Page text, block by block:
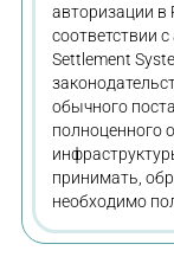
авторизации в
соответствии
Settlement
обычного
полноценного
принимать,
необходимо